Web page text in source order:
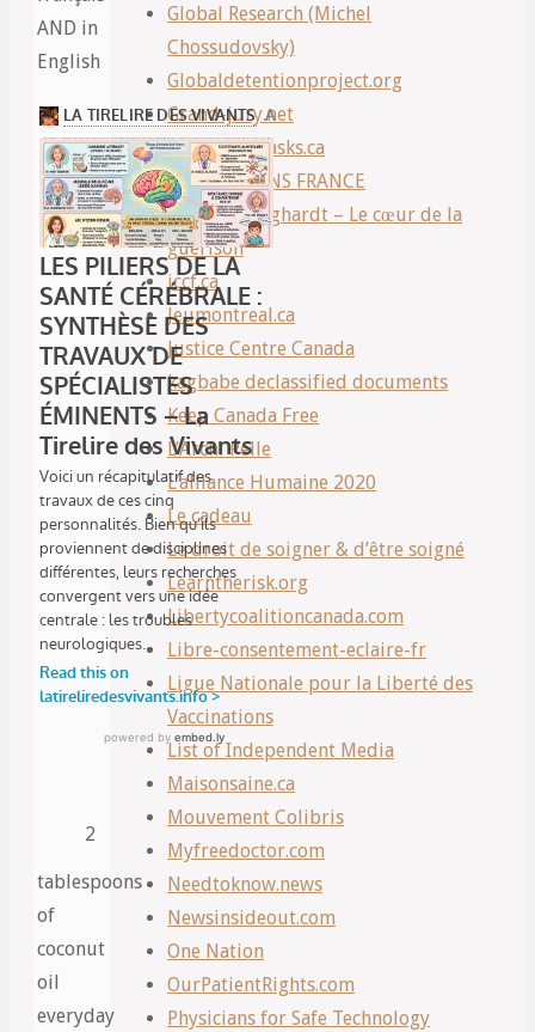
AND in
English
2
tablespoons
of
coconut
oil
everyday
Global Research (Michel
Chossudovsky)
Globaldetentionproject.org
Grand-jury.net
Hugsovermasks.ca
INFO VACCINS FRANCE
Institut Klinghardt – Le cœur de la
guérison
jccf.ca
Jeumontreal.ca
Justice Centre Canada
kagbabe declassified documents
Keep Canada Free
L’Archi Pelle
L’alliance Humaine 2020
Le cadeau
Le droit de soigner & d’être soigné
Learntherisk.org
Libertycoalitioncanada.com
Libre-consentement-eclaire-fr
Ligue Nationale pour la Liberté des
Vaccinations
List of Independent Media
Maisonsaine.ca
Mouvement Colibris
Myfreedoctor.com
Needtoknow.news
Newsinsideout.com
One Nation
OurPatientRights.com
Physicians for Safe Technology